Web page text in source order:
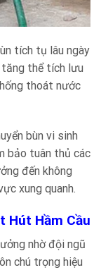
tích tụ lâu ngày
tăng thể tích lưu
thoát nước
bùn vi sinh
bảo tuân thủ các
đến không
xung quanh.
Hút Hầm Cầu
nhờ đội ngũ
chú trọng hiệu